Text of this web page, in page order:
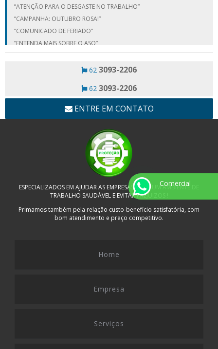
”ATENÇÃO PARA O DESGASTE NO TRABALHO”
”CAMPANHA: OUTUBRO ROSA!”
”COMUNICADO DE FERIADO”
”ENTENDA MAIS SOBRE O ASO”
”EXAME TOXICOLÓGICO”
”PROGRAMA DE CONTROLE DE VIBRAÇÃO!”
”VOCÊ CONHECE A IMPORTÂNCIA QUE TEM O PCMSO?”
62 3093-2206
62 3093-2206
ENTRE EM CONTATO
ESPECIALIZADOS EM AJUDAR AS EMPRESAS A TER UM AMBIENTE DE
TRABALHO SAUDÁVEL E EVITAR PREJUIZOS !
Primamos também pela relação custo-benefício satisfatória, com
bom atendimento e preço competitivo.
Home
Empresa
Serviços
Comercial